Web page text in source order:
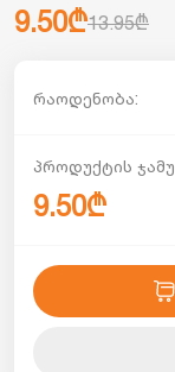
9.50₾13.95₾
რაოდენობა:
პროდუქტის
9.50₾